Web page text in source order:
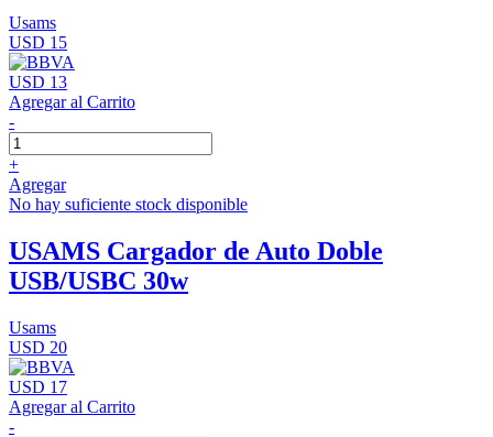
Usams
USD 15
USD 13
Agregar al Carrito
-
+
Agregar
No hay suficiente stock disponible
USAMS Cargador de Auto Doble
USB/USBC 30w
Usams
USD 20
USD 17
Agregar al Carrito
-